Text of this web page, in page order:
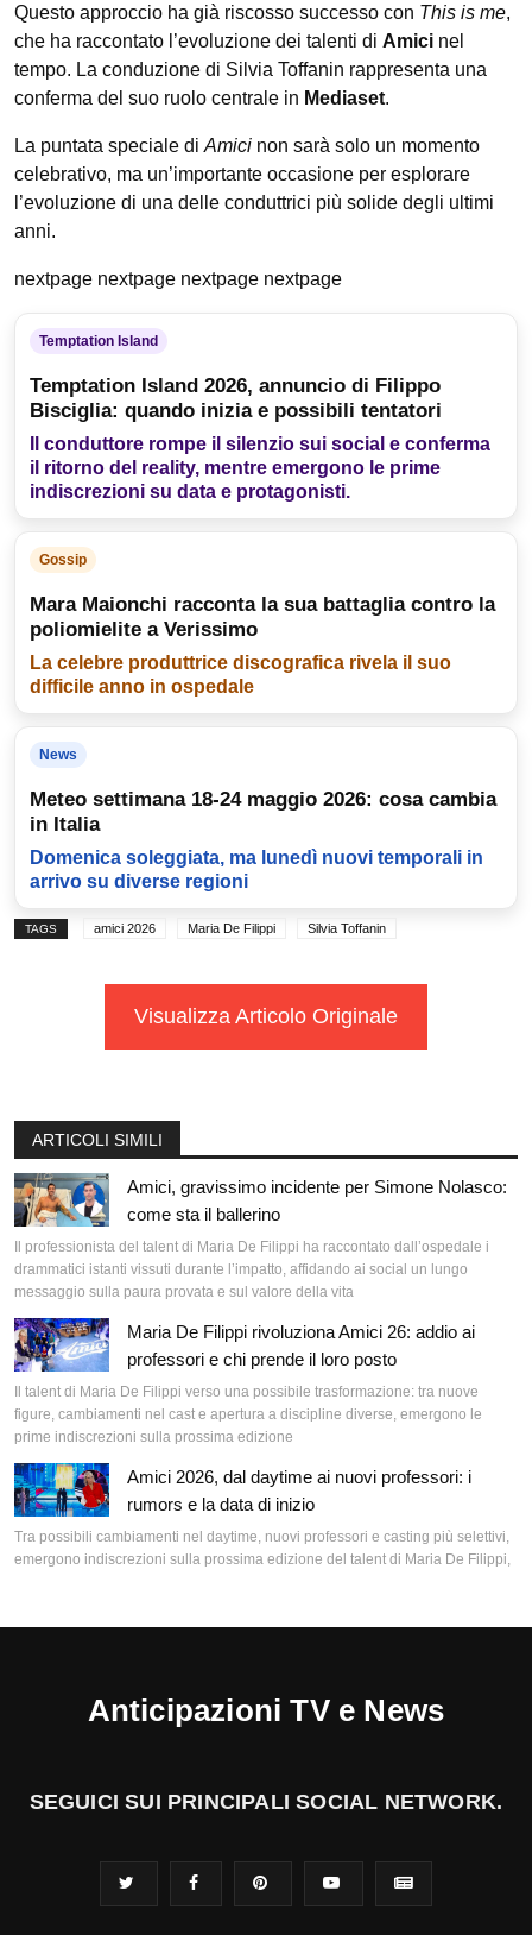
Questo approccio ha già riscosso successo con This is me,
che ha raccontato l’evoluzione dei talenti di Amici nel
tempo. La conduzione di Silvia Toffanin rappresenta una
conferma del suo ruolo centrale in Mediaset.
La puntata speciale di Amici non sarà solo un momento
celebrativo, ma un’importante occasione per esplorare
l’evoluzione di una delle conduttrici più solide degli ultimi
anni.
nextpage nextpage nextpage nextpage
Temptation Island
Temptation Island 2026, annuncio di Filippo
Bisciglia: quando inizia e possibili tentatori
Il conduttore rompe il silenzio sui social e conferma
il ritorno del reality, mentre emergono le prime
indiscrezioni su data e protagonisti.
Gossip
Mara Maionchi racconta la sua battaglia contro la
poliomielite a Verissimo
La celebre produttrice discografica rivela il suo
difficile anno in ospedale
News
Meteo settimana 18-24 maggio 2026: cosa cambia
in Italia
Domenica soleggiata, ma lunedì nuovi temporali in
arrivo su diverse regioni
TAGS amici 2026 Maria De Filippi Silvia Toffanin
Visualizza Articolo Originale
ARTICOLI SIMILI
Amici, gravissimo incidente per Simone Nolasco:
come sta il ballerino
Il professionista del talent di Maria De Filippi ha raccontato dall’ospedale i
drammatici istanti vissuti durante l’impatto, affidando ai social un lungo
messaggio sulla paura provata e sul valore della vita
Maria De Filippi rivoluziona Amici 26: addio ai
professori e chi prende il loro posto
Il talent di Maria De Filippi verso una possibile trasformazione: tra nuove
figure, cambiamenti nel cast e apertura a discipline diverse, emergono le
prime indiscrezioni sulla prossima edizione
Amici 2026, dal daytime ai nuovi professori: i
rumors e la data di inizio
Tra possibili cambiamenti nel daytime, nuovi professori e casting più selettivi,
emergono indiscrezioni sulla prossima edizione del talent di Maria De Filippi,
Anticipazioni TV e News
SEGUICI SUI PRINCIPALI SOCIAL NETWORK.